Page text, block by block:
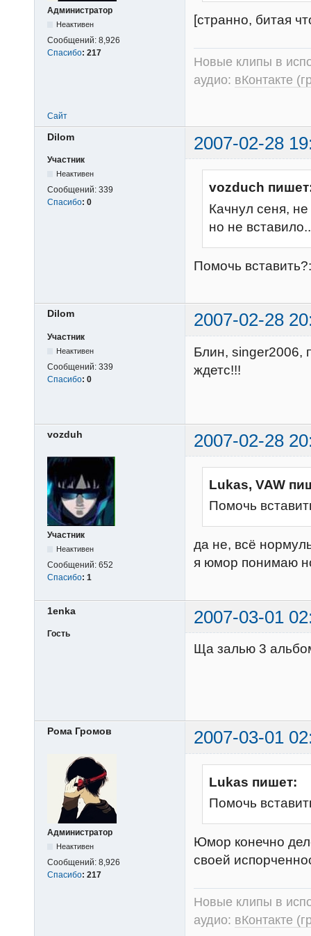
Администратор
Неактивен
Сообщений: 8,926
Спасибо: 217
[странно, битая
Новые клипы в
аудио: вКонтакте
Сайт
Dilom 2007-02-28
Участник
Неактивен
Сообщений: 339
Спасибо: 0
vozduch
Качнул сеня,
но не вставило..
Помочь
Dilom 2007-02-28
Участник
Неактивен
Сообщений: 339
Спасибо: 0
Блин, singer2006,
ждетс!!!
vozduh 2007-02-28
Участник
Неактивен
Сообщений: 652
Спасибо: 1
Lukas, VAW
Помочь
да не, всё
я юмор понимаю
1enka 2007-03-01
Гость
Ща залью 3
Рома Громов 2007-03-01
Администратор
Неактивен
Сообщений: 8,926
Спасибо: 217
Lukas пишет:
Помочь
Юмор конечно
своей
Новые клипы в
аудио: вКонтакте